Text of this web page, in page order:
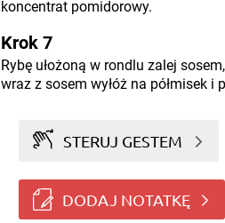
koncentrat pomidorowy.
Krok 7
Rybę ułożoną w rondlu zalej
wraz z sosem wyłóż na półmisek i
STERUJ GESTEM
DODAJ NOTATKĘ